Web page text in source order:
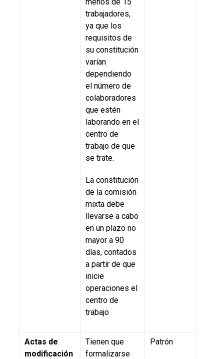
trabajadores,
ya que los
requisitos de
su constitución
varían
dependiendo
el número de
colaboradores
que estén
laborando en el
centro de
trabajo de que
se trate.
La constitución
de la comisión
mixta debe
llevarse a cabo
en un plazo no
mayor a 90
días, contados
a partir de que
inicie
operaciones el
centro de
trabajo
Actas de
modificación
Tienen que
formalizarse
Patrón